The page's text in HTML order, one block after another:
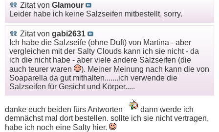
Zitat von Glamour
Leider habe ich keine Salzseifen mitbestellt, sorry.
Zitat von gabi2631
Ich habe die Salzseife (ohne Duft) von Martina - aber
vergleichen mit der Salty Clouds kann ich sie nicht - da
ich die nicht habe - aber viele andere Salzseifen (die
auch teurer waren
). Meiner Meinung nach kann die von
Soaparella da gut mithalten.......ich verwende die
Salzseifen für Gesicht und Körper.....
danke euch beiden fürs Antworten
dann werde ich
demnächst mal dort bestellen. sollte ich sie nicht vertragen,
habe ich noch eine Salty hier.